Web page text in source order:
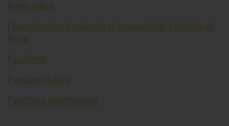
Front-office
Fuqarolarning banklardagi omonatlarini kafolatlash
fondi
Fyuchers
Fyuchers bitimi
Fyuchers shartnomasi